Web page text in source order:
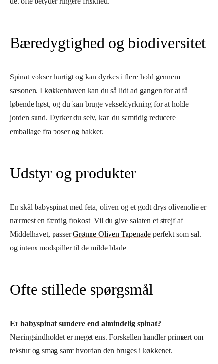
Bæredygtighed og biodiversitet
Spinat vokser hurtigt og kan dyrkes i flere hold gennem
sæsonen. I køkkenhaven kan du så lidt ad gangen for at få
løbende høst, og du kan bruge vekseldyrkning for at holde
jorden sund. Dyrker du selv, kan du samtidig reducere
emballage fra poser og bakker.
Udstyr og produkter
En skål babyspinat med feta, oliven og et godt drys olivenolie er
nærmest en færdig frokost. Vil du give salaten et strejf af
Middelhavet, passerGrønne Oliven Tapenade perfekt som salt
og intens modspiller til de milde blade.
Ofte stillede spørgsmål
Er babyspinat sundere end almindelig spinat?
Næringsindholdet er meget ens. Forskellen handler primært om
tekstur og smag samt hvordan den bruges i køkkenet.